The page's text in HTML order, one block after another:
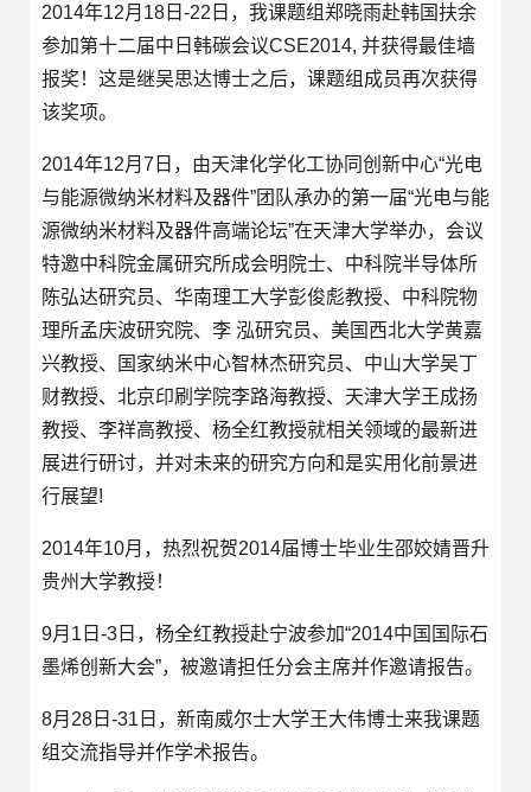
2014年12月18日-22日，我课题组郑晓雨赴韩国扶余
参加第十二届中日韩碳会议CSE2014, 并获得最佳墙
报奖！这是继吴思达博士之后，课题组成员再次获得
该奖项。
2014年12月7日，由天津化学化工协同创新中心“光电
与能源微纳米材料及器件”团队承办的第一届“光电与能
源微纳米材料及器件高端论坛”在天津大学举办，会议
特邀中科院金属研究所成会明院士、中科院半导体所
陈弘达研究员、华南理工大学彭俊彪教授、中科院物
理所孟庆波研究院、李 泓研究员、美国西北大学黄嘉
兴教授、国家纳米中心智林杰研究员、中山大学吴丁
财教授、北京印刷学院李路海教授、天津大学王成扬
教授、李祥高教授、杨全红教授就相关领域的最新进
展进行研讨，并对未来的研究方向和是实用化前景进
行展望!
2014年10月，热烈祝贺2014届博士毕业生邵姣婧晋升
贵州大学教授！
9月1日-3日，杨全红教授赴宁波参加“2014中国国际石
墨烯创新大会”，被邀请担任分会主席并作邀请报告。
8月28日-31日，新南威尔士大学王大伟博士来我课题
组交流指导并作学术报告。